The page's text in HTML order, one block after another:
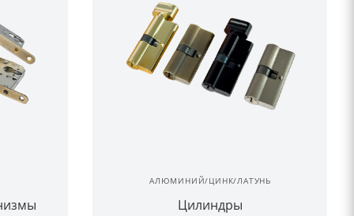
АЛЮМИНИЙ/ЦИНК/ЛАТУНЬ
Цилиндры